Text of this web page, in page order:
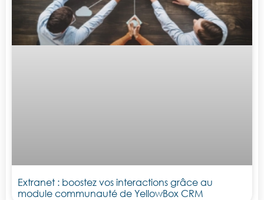
Extranet : boostez vos interactions grâce au
module communauté de YellowBox CRM